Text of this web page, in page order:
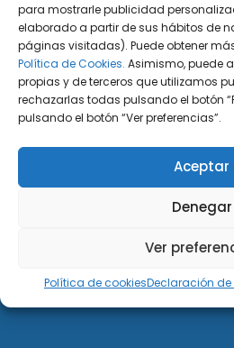
para mostrarle publicidad
elaborado a partir de sus hábitos de
páginas visitadas). Puede obtener
Política de Cookies. Asimismo, puede
propias y de terceros que utilizamos
rechazarlas todas pulsando el botón
pulsando el botón “Ver preferencias”.
Aceptar
Denegar
Ver
Política de cookiesDeclaración
DiG ABOGADOS
DiG Abogados es un despacho
multidisciplinar especializado
fiscalidad y mercantil.